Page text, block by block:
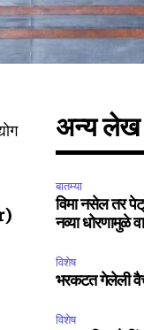
अन्य लेख
बातम्या
विमा नसेल तर
नव्या धोरणामुळे
विशेष
भरकटत गेलेली
विशेष